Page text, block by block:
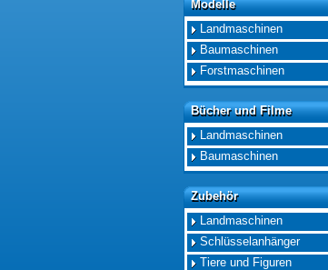
Modelle
Modelle
Landmaschinen
Baumaschinen
Forstmaschinen
Bücher und Filme
Bücher und Filme
Landmaschinen
Baumaschinen
Zubehör
Zubehör
Landmaschinen
Schlüsselanhänger
Tiere und Figuren